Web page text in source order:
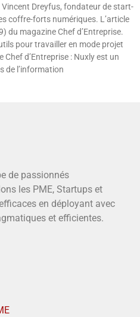
Vincent Dreyfus, fondateur de start-
coffre-forts numériques. L’article
du magazine Chef d’Entreprise.
pour travailler en mode projet
Chef d’Entreprise : Nuxly est un
de l’information
de passionnés
les PME, Startups et
en déployant avec
et efficientes.